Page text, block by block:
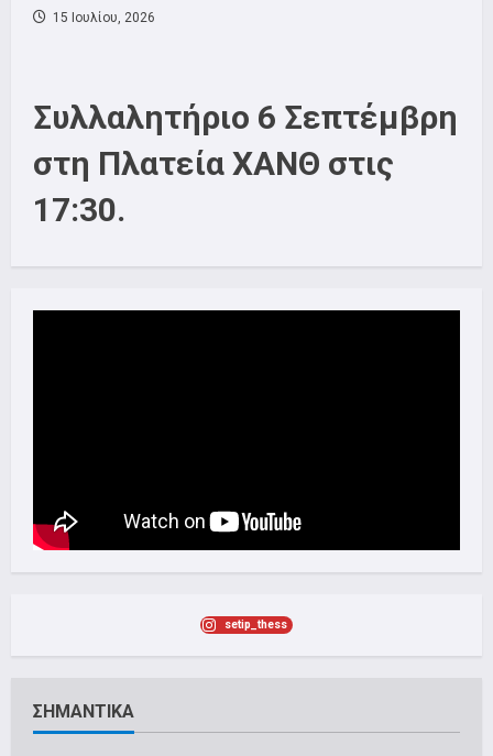
15 Ιουλίου, 2026
Συλλαλητήριο 6 Σεπτέμβρη
στη Πλατεία ΧΑΝΘ στις
17:30.
setip_thess
ΣΗΜΑΝΤΙΚΑ